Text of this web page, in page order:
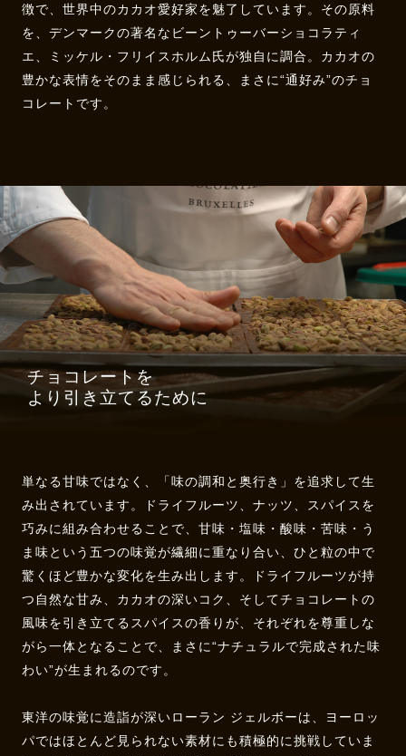
徴で、世界中のカカオ愛好家を魅了しています。その原料
を、デンマークの著名なビーントゥーバーショコラティ
エ、ミッケル・フリイスホルム氏が独自に調合。カカオの
豊かな表情をそのまま感じられる、まさに“通好み”のチョ
コレートです。
チョコレートを
より引き立てるために
単なる甘味ではなく、「味の調和と奥行き」を追求して生
み出されています。ドライフルーツ、ナッツ、スパイスを
巧みに組み合わせることで、甘味・塩味・酸味・苦味・う
ま味という五つの味覚が繊細に重なり合い、ひと粒の中で
驚くほど豊かな変化を生み出します。ドライフルーツが持
つ自然な甘み、カカオの深いコク、そしてチョコレートの
風味を引き立てるスパイスの香りが、それぞれを尊重しな
がら一体となることで、まさに“ナチュラルで完成された味
わい”が生まれるのです。
東洋の味覚に造詣が深いローラン ジェルボーは、ヨーロッ
パではほとんど見られない素材にも積極的に挑戦していま